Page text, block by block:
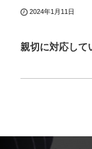
2024年1月11日
親切に対応して